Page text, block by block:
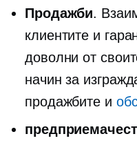
Продажби.
клиентите и
доволни от
начин за
продажбите и